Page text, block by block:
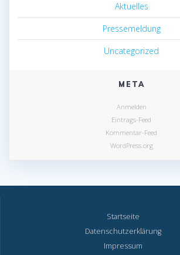
Aktuelles
Pressemeldung
Uncategorized
META
Anmelden
Eintrags-Feed
Kommentar-Feed
WordPress.org
Startseite
Datenschutzerklärung
Impressum